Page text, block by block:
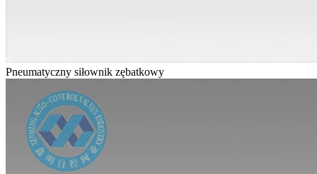
Pneumatyczny siłownik zębatkowy